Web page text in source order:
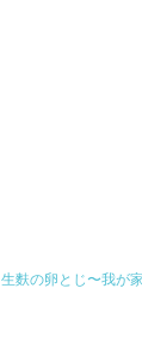
生麩の卵とじ〜我が